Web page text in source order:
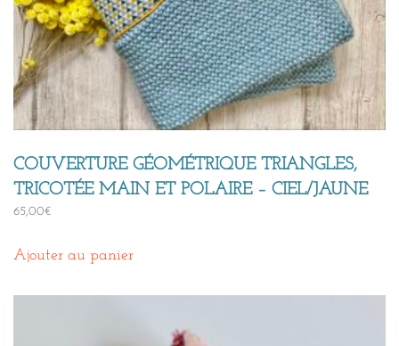
COUVERTURE GÉOMÉTRIQUE TRIANGLES,
TRICOTÉE MAIN ET POLAIRE – CIEL/JAUNE
65,00€
Ajouter au panier